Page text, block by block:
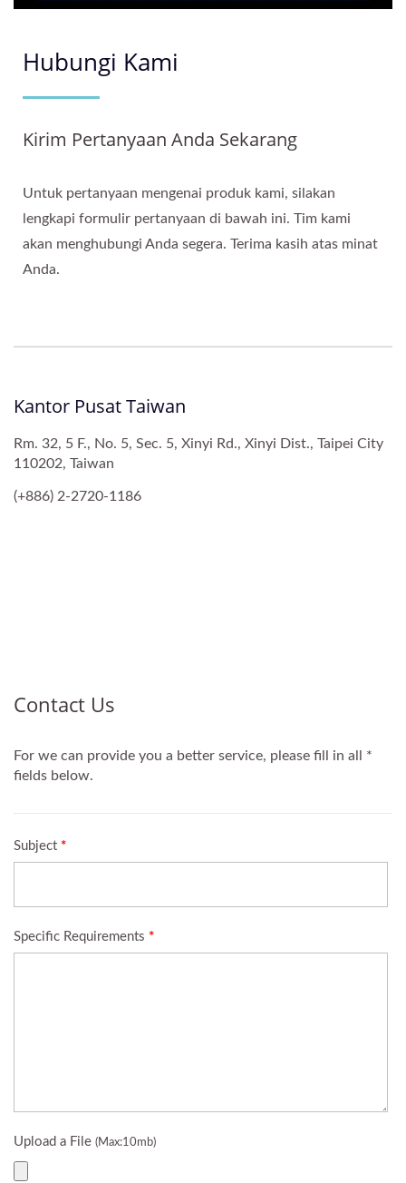
Hubungi Kami
Kirim Pertanyaan Anda Sekarang
Untuk pertanyaan mengenai produk kami, silakan
lengkapi formulir pertanyaan di bawah ini. Tim kami
akan menghubungi Anda segera. Terima kasih atas minat
Anda.
Kantor Pusat Taiwan
Rm. 32, 5 F., No. 5, Sec. 5, Xinyi Rd., Xinyi Dist., Taipei City
110202, Taiwan
(+886) 2-2720-1186